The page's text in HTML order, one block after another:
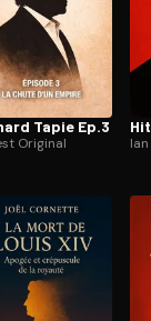
l'essai.
Tapie Ep.3
Original